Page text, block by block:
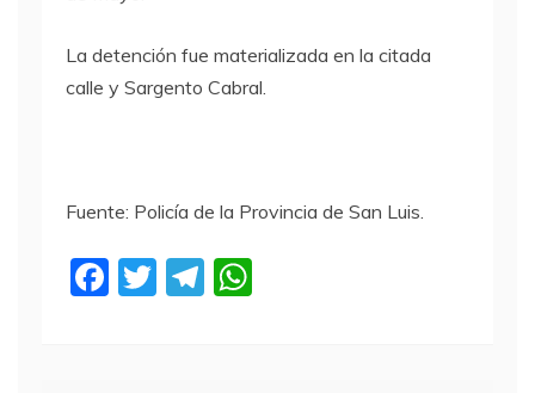
La detención fue materializada en la citada
calle y Sargento Cabral.
Fuente: Policía de la Provincia de San Luis.
F
T
T